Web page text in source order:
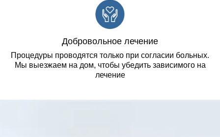
Добровольное лечение
Процедуры проводятся только при согласии больных.
Мы выезжаем на дом, чтобы убедить зависимого на
лечение